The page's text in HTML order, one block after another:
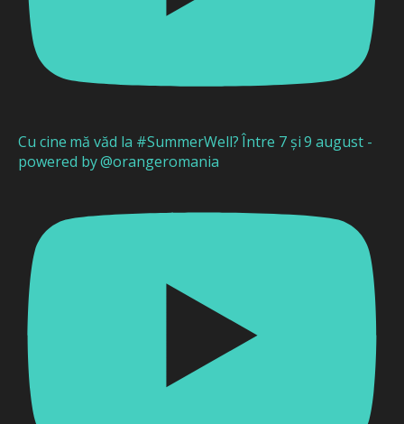
Cu cine mă văd la #SummerWell? Între 7 și 9 august -
powered by @orangeromania